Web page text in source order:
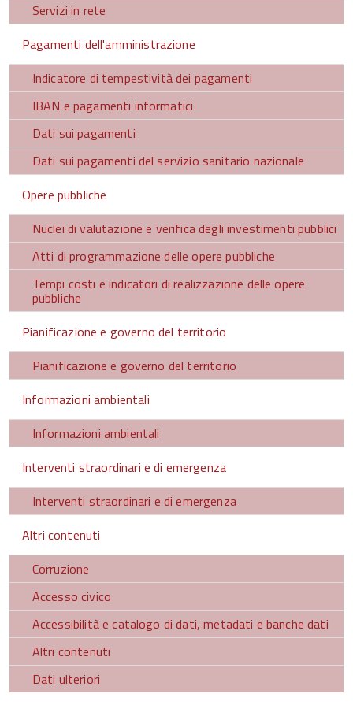
Servizi in rete
Pagamenti dell'amministrazione
Indicatore di tempestività dei pagamenti
IBAN e pagamenti informatici
Dati sui pagamenti
Dati sui pagamenti del servizio sanitario nazionale
Opere pubbliche
Nuclei di valutazione e verifica degli investimenti pubblici
Atti di programmazione delle opere pubbliche
Tempi costi e indicatori di realizzazione delle opere
pubbliche
Pianificazione e governo del territorio
Pianificazione e governo del territorio
Informazioni ambientali
Informazioni ambientali
Interventi straordinari e di emergenza
Interventi straordinari e di emergenza
Altri contenuti
Corruzione
Accesso civico
Accessibilità e catalogo di dati, metadati e banche dati
Altri contenuti
Dati ulteriori